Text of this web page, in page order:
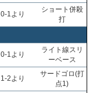
0-1より
ショート併殺
打
0-1より
ライト線スリ
ーベース
1-2より
サードゴロ(打
点1)